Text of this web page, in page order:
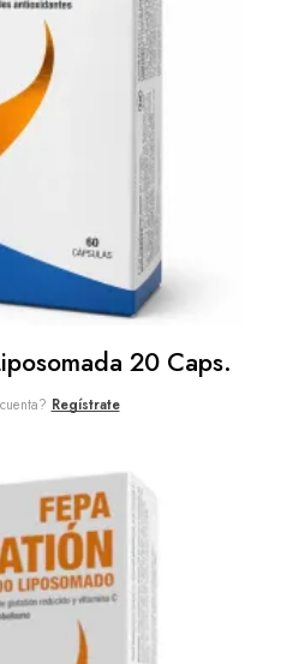
20 Caps.
Regístrate